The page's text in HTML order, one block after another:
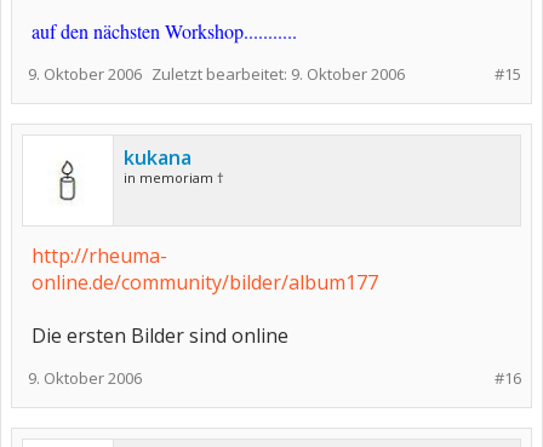
auf den nächsten Workshop...........​
#15
9. Oktober 2006 Zuletzt bearbeitet: 9. Oktober 2006
kukana
in memoriam †
http://rheuma-
online.de/community/bilder/album177
Die ersten Bilder sind online
#16
9. Oktober 2006